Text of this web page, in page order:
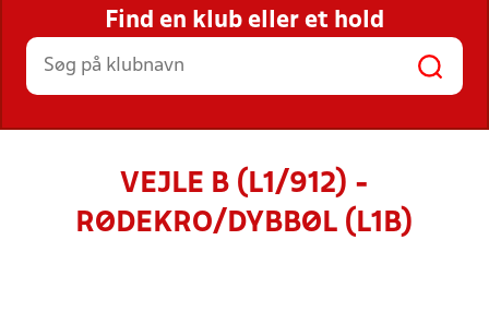
STILLINGER, RESULTATER, KLUBBER OG
HOLD
Find en klub eller et hold
VEJLE B (L1/912) -
RØDEKRO/DYBBØL (L1B)